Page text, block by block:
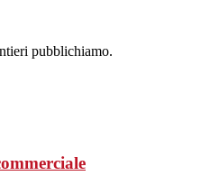
pubblichiamo.